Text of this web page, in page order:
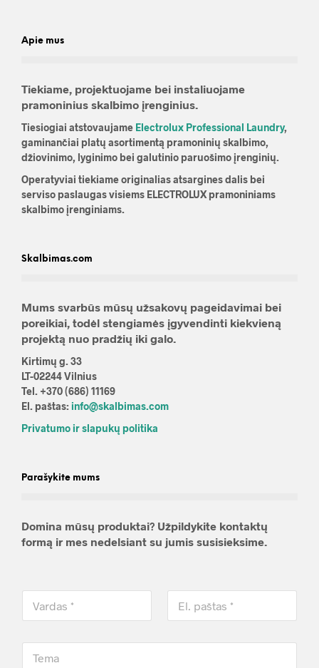
Apie mus
Tiekiame, projektuojame bei instaliuojame
pramoninius skalbimo įrenginius.
Tiesiogiai atstovaujame Electrolux Professional Laundry,
gaminančiai platų asortimentą pramoninių skalbimo,
džiovinimo, lyginimo bei galutinio paruošimo įrenginių.
Operatyviai tiekiame originalias atsargines dalis bei
serviso paslaugas visiems ELECTROLUX pramoniniams
skalbimo įrenginiams.
Skalbimas.com
Mums svarbūs mūsų užsakovų pageidavimai bei
poreikiai, todėl stengiamės įgyvendinti kiekvieną
projektą nuo pradžių iki galo.
Kirtimų g. 33
LT-02244 Vilnius
Tel. +370 (686) 11169
El. paštas:info@skalbimas.com
Privatumo ir slapukų politika
Parašykite mums
Domina mūsų produktai? Užpildykite kontaktų
formą ir mes nedelsiant su jumis susisieksime.
r
.